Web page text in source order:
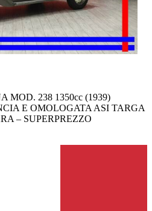
MOD. 238 1350cc (1939)
E OMOLOGATA ASI TARGA
– SUPERPREZZO